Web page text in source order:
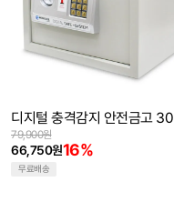
디지털 충격감지 안전금고 30
66,750원16%
79,900원
무료배송